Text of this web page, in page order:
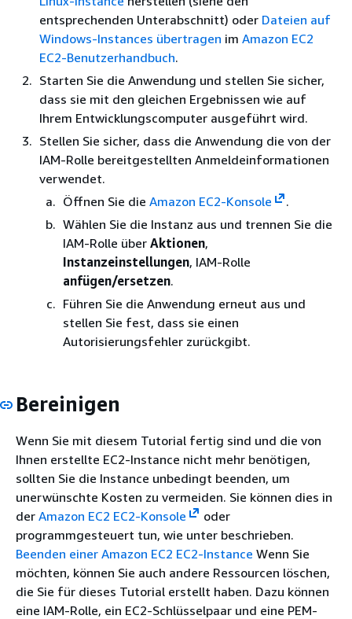
entsprechenden Unterabschnitt) oder Dateien auf
Windows-Instances übertragen im Amazon EC2
EC2-Benutzerhandbuch.
Starten Sie die Anwendung und stellen Sie sicher,
dass sie mit den gleichen Ergebnissen wie auf
Ihrem Entwicklungscomputer ausgeführt wird.
Stellen Sie sicher, dass die Anwendung die von der
IAM-Rolle bereitgestellten Anmeldeinformationen
verwendet.
Öffnen Sie die Amazon EC2-Konsole
.
Wählen Sie die Instanz aus und trennen Sie die
IAM-Rolle über Aktionen,
Instanzeinstellungen, IAM-Rolle
anfügen/ersetzen.
Führen Sie die Anwendung erneut aus und
stellen Sie fest, dass sie einen
Autorisierungsfehler zurückgibt.
Bereinigen
Wenn Sie mit diesem Tutorial fertig sind und die von
Ihnen erstellte EC2-Instance nicht mehr benötigen,
sollten Sie die Instance unbedingt beenden, um
unerwünschte Kosten zu vermeiden. Sie können dies in
der Amazon EC2 EC2-Konsole
oder
programmgesteuert tun, wie unter beschrieben.
Beenden einer Amazon EC2 EC2-Instance Wenn Sie
möchten, können Sie auch andere Ressourcen löschen,
die Sie für dieses Tutorial erstellt haben. Dazu können
eine IAM-Rolle, ein EC2-Schlüsselpaar und eine PEM-